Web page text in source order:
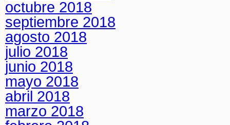
octubre 2018
septiembre 2018
agosto 2018
julio 2018
junio 2018
mayo 2018
abril 2018
marzo 2018